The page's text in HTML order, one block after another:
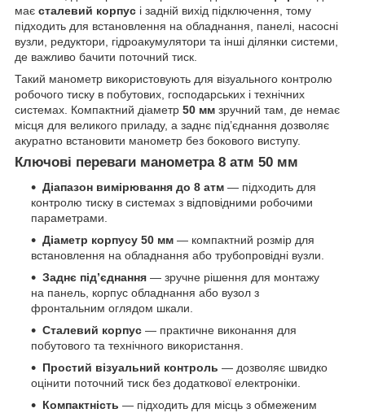
має сталевий корпус і задній вихід підключення, тому
підходить для встановлення на обладнання, панелі, насосні
вузли, редуктори, гідроакумулятори та інші ділянки системи,
де важливо бачити поточний тиск.
Такий манометр використовують для візуального контролю
робочого тиску в побутових, господарських і технічних
системах. Компактний діаметр 50 мм зручний там, де немає
місця для великого приладу, а заднє під’єднання дозволяє
акуратно встановити манометр без бокового виступу.
Ключові переваги манометра 8 атм 50 мм
Діапазон вимірювання до 8 атм — підходить для
контролю тиску в системах з відповідними робочими
параметрами.
Діаметр корпусу 50 мм — компактний розмір для
встановлення на обладнання або трубопровідні вузли.
Заднє під’єднання — зручне рішення для монтажу
на панель, корпус обладнання або вузол з
фронтальним оглядом шкали.
Сталевий корпус — практичне виконання для
побутового та технічного використання.
Простий візуальний контроль — дозволяє швидко
оцінити поточний тиск без додаткової електроніки.
Компактність — підходить для місць з обмеженим